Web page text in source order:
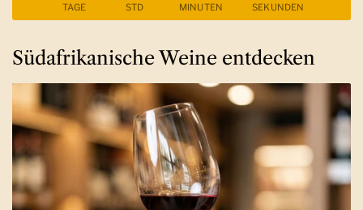
TAGE STD MINUTEN SEKUNDEN
Südafrikanische Weine entdecken